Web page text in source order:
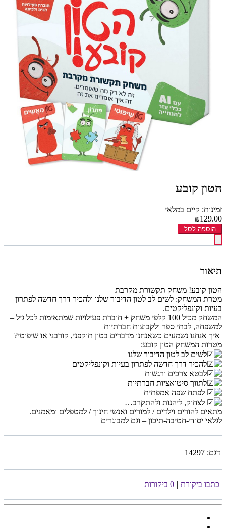
הטון קובע
זמינות: קיים במלאי
₪129.00
הוספה לסל
תיאור
הטון קובע! משחק תקשורת מקרבת
מטרת המשחק: לשים לב לטון הדיבור שלנו ולהכיר דרך חדשה לפתרון
בעיות וקונפליקטים.
המשחק מכיל 100 קלפי משחק + חוברת פעילויות שמתאימות לכל גיל –
למשפחה, לבתי ספר ולקבוצות חברתיות
איך אנחנו נשמעים כשאנחנו מדברים בטון תוקפני, קורבני או שיפוטי?
מטרות המשחק הטון קובע:
לשים לב לטון הדיבור שלנו
להכיר דרך חדשה לפתרון בעיות וקונפליקטים
לבטא צרכים ורגשות
לתווך סיטואציות חברתיות
לפתח שפה אמפתית
לצחוק, ליהנות ולהתקרב…
מתאים להורים וילדים / למורים ואנשי חינוך / למטפלים ומאמנים.
לגלאי יסודי-חטיבה-תיכון – וגם למבוגרים
דגם: 14297
כתבו ביקורת | 0 ביקורות